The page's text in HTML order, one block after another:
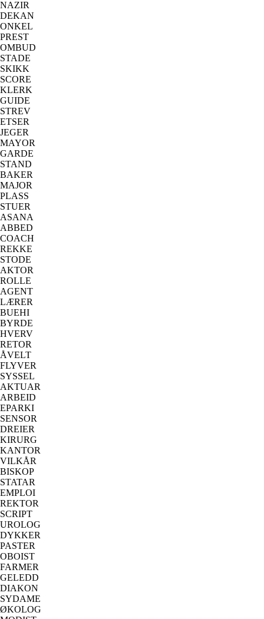
NAZIR
DEKAN
ONKEL
PREST
OMBUD
STADE
SKIKK
SCORE
KLERK
GUIDE
STREV
ETSER
JEGER
MAYOR
GARDE
STAND
BAKER
MAJOR
PLASS
STUER
ASANA
ABBED
COACH
REKKE
STODE
AKTOR
ROLLE
AGENT
LÆRER
BUEHI
BYRDE
HVERV
RETOR
ÅVELT
FLYVER
SYSSEL
AKTUAR
ARBEID
EPARKI
SENSOR
DREIER
KIRURG
KANTOR
VILKÅR
BISKOP
STATAR
EMPLOI
REKTOR
SCRIPT
UROLOG
DYKKER
PASTER
OBOIST
FARMER
GELEDD
DIAKON
SYDAME
ØKOLOG